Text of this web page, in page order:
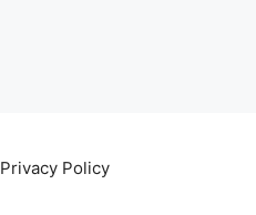
Privacy Policy